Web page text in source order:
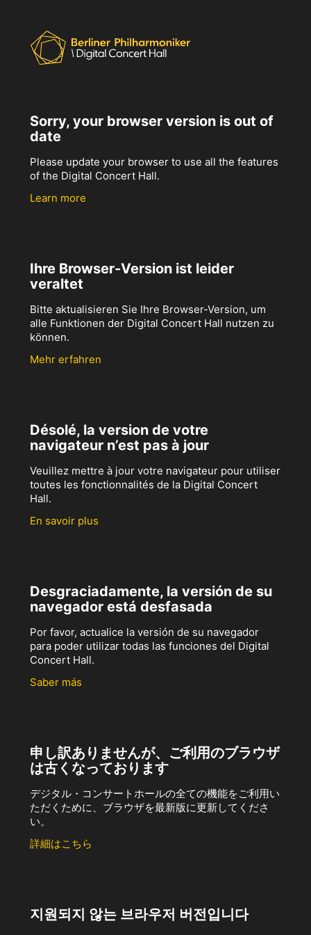
Sorry, your browser version is out of
date
Please update your browser to use all the features
of the Digital Concert Hall.
Learn more
Ihre Browser-Version ist leider
veraltet
Bitte aktualisieren Sie Ihre Browser-Version, um
alle Funktionen der Digital Concert Hall nutzen zu
können.
Mehr erfahren
Désolé, la version de votre
navigateur n’est pas à jour
Veuillez mettre à jour votre navigateur pour utiliser
toutes les fonctionnalités de la Digital Concert
Hall.
En savoir plus
Desgraciadamente, la versión de su
navegador está desfasada
Por favor, actualice la versión de su navegador
para poder utilizar todas las funciones del Digital
Concert Hall.
Saber más
申し訳ありませんが、ご利用のブラウザ
は古くなっております
デジタル・コンサートホールの全ての機能をご利用い
ただくために、ブラウザを最新版に更新してくださ
い。
詳細はこちら
지원되지 않는 브라우저 버전입니다